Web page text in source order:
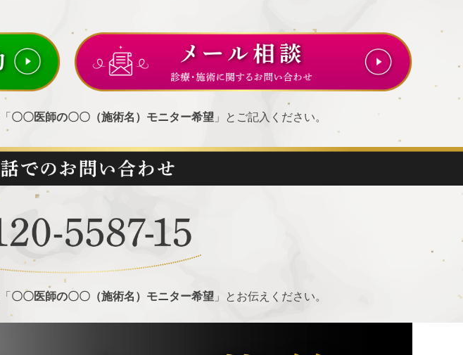
「 〇〇医師の〇〇（施術名）モニター希望 」とご記入ください。
「 〇〇医師の〇〇（施術名）モニター希望 」とお伝えください。